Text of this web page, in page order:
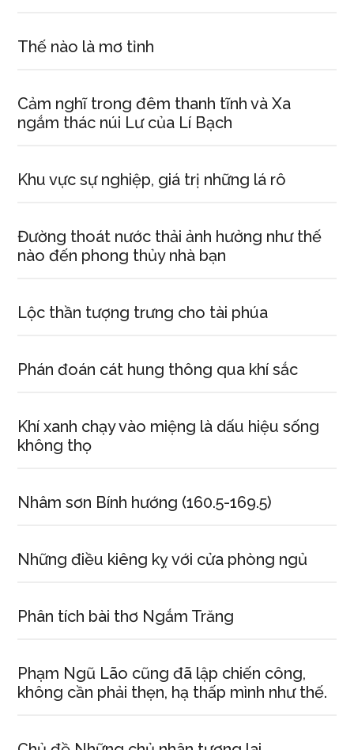
Thế nào là mơ tỉnh
Cảm nghĩ trong đêm thanh tĩnh và Xa
ngắm thác núi Lư của Lí Bạch
Khu vực sự nghiệp, giá trị những lá rô
Đường thoát nước thải ảnh hưởng như thế
nào đến phong thủy nhà bạn
Lộc thần tượng trưng cho tài phúa
Phán đoán cát hung thông qua khí sắc
Khí xanh chạy vào miệng là dấu hiệu sống
không thọ
Nhâm sơn Bính hướng (160.5-169.5)
Những điều kiêng kỵ với cửa phòng ngủ
Phân tích bài thơ Ngắm Trăng
Phạm Ngũ Lão cũng đã lập chiến công,
không cần phải thẹn, hạ thấp mình như thế.